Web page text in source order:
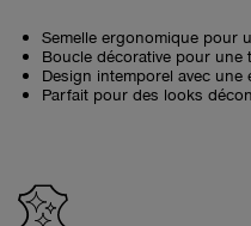
Semelle ergonomique pour
Boucle décorative pour une
Design intemporel avec une
Parfait pour des looks